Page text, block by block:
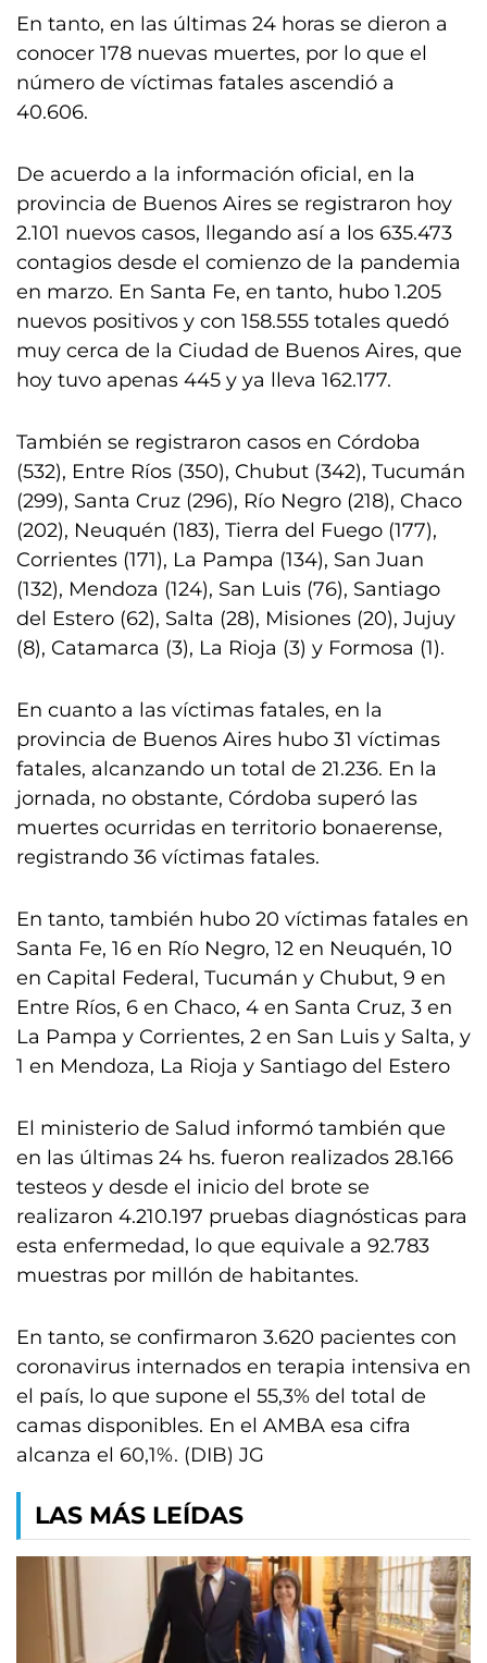
En tanto, en las últimas 24 horas se dieron a
conocer 178 nuevas muertes, por lo que el
número de víctimas fatales ascendió a
40.606.
De acuerdo a la información oficial, en la
provincia de Buenos Aires se registraron hoy
2.101 nuevos casos, llegando así a los 635.473
contagios desde el comienzo de la pandemia
en marzo. En Santa Fe, en tanto, hubo 1.205
nuevos positivos y con 158.555 totales quedó
muy cerca de la Ciudad de Buenos Aires, que
hoy tuvo apenas 445 y ya lleva 162.177.
También se registraron casos en Córdoba
(532), Entre Ríos (350), Chubut (342), Tucumán
(299), Santa Cruz (296), Río Negro (218), Chaco
(202), Neuquén (183), Tierra del Fuego (177),
Corrientes (171), La Pampa (134), San Juan
(132), Mendoza (124), San Luis (76), Santiago
del Estero (62), Salta (28), Misiones (20), Jujuy
(8), Catamarca (3), La Rioja (3) y Formosa (1).
En cuanto a las víctimas fatales, en la
provincia de Buenos Aires hubo 31 víctimas
fatales, alcanzando un total de 21.236. En la
jornada, no obstante, Córdoba superó las
muertes ocurridas en territorio bonaerense,
registrando 36 víctimas fatales.
En tanto, también hubo 20 víctimas fatales en
Santa Fe, 16 en Río Negro, 12 en Neuquén, 10
en Capital Federal, Tucumán y Chubut, 9 en
Entre Ríos, 6 en Chaco, 4 en Santa Cruz, 3 en
La Pampa y Corrientes, 2 en San Luis y Salta, y
1 en Mendoza, La Rioja y Santiago del Estero
El ministerio de Salud informó también que
en las últimas 24 hs. fueron realizados 28.166
testeos y desde el inicio del brote se
realizaron 4.210.197 pruebas diagnósticas para
esta enfermedad, lo que equivale a 92.783
muestras por millón de habitantes.
En tanto, se confirmaron 3.620 pacientes con
coronavirus internados en terapia intensiva en
el país, lo que supone el 55,3% del total de
camas disponibles. En el AMBA esa cifra
alcanza el 60,1%. (DIB) JG
LAS MÁS LEÍDAS